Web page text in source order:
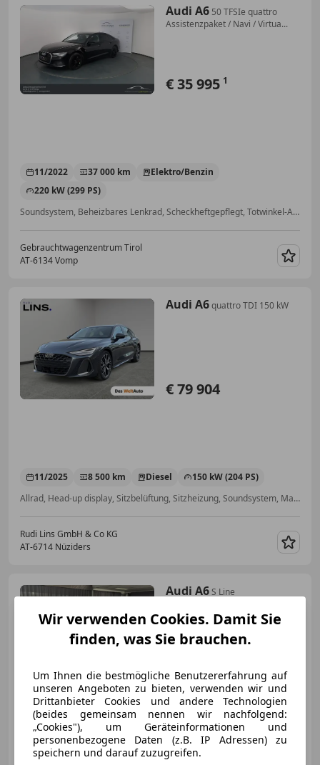
Audi A6 50 TFSIe quattro
Assistenzpaket / Navi / Virtua...
€ 35 995 1
11/2022 37 000 km
Elektro/Benzin
220 kW (299 PS)
Soundsystem, Beheizbares Lenkrad, Scheckheftgepflegt, Totwinkel-Assistent, Getönte Scheiben, Allrad, Schlüssellose Zentralverriegelung, Einparkhilfe Rückfahrkamera
Gebrauchtwagenzentrum Tirol
AT-6134 Vomp
Audi A6quattro TDI 150 kW
€ 79 904
11/2025 8 500 km Diesel
150 kW (204 PS)
Allrad, Head-up display, Sitzbelüftung, Sitzheizung, Soundsystem, Massagesitze, Beheizbares Lenkrad, Elektrische Sitze
Rudi Lins GmbH & Co KG
AT-6714 Nüziders
Audi A6S Line
€ 39 490 1
Wir verwenden Cookies. Damit Sie
finden, was Sie brauchen.
Um Ihnen die bestmögliche Benutzererfahrung auf
unseren Angeboten zu bieten, verwenden wir und
Drittanbieter Cookies und andere Technologien
(beides gemeinsam nennen wir nachfolgend:
„Cookies"), um Geräteinformationen und
personenbezogene Daten (z.B. IP Adressen) zu
speichern und darauf zuzugreifen.